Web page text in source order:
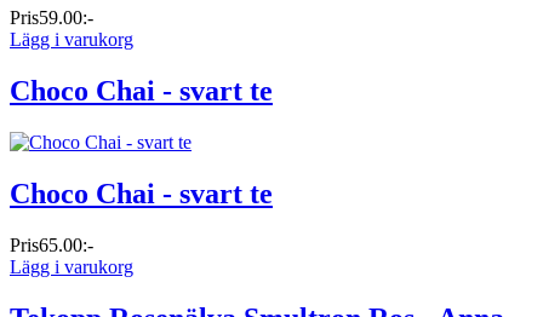
Pris59.00:-
Lägg i varukorg
Choco Chai - svart te
Choco Chai - svart te
Pris65.00:-
Lägg i varukorg